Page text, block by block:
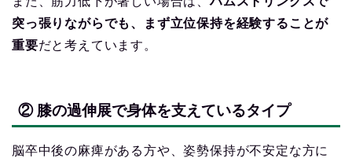
突っ張りながらでも、まず立位保持を経験することが
重要だと考えています。
② 膝の過伸展で身体を支えているタイプ
脳卒中後の麻痺がある方や、姿勢保持が不安定な方に